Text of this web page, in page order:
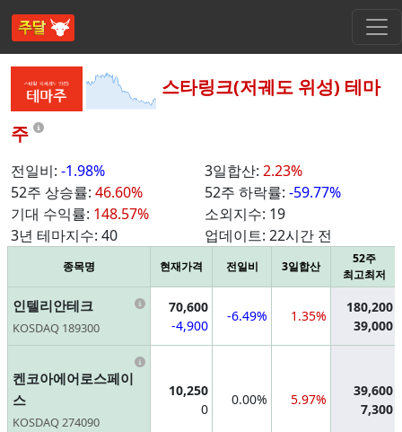
스타링크(저궤도 위성) 테마
주
Information
전일비: -1.98% 3일합산: 2.23%
52주 상승률: 46.60% 52주 하락률: -59.77%
기대 수익률: 148.57% 소외지수: 19
3년 테마지수: 40 업데이트: 22시간 전
종목명 현재가격 전일비 3일합산
52주
최고최저
인텔리안테크
KOSDAQ 189300
Information
70,600
-4,900
-6.49% 1.35%
180,200
39,000
켄코아에어로스페이
스
KOSDAQ 274090
Information
10,250
0
0.00% 5.97%
39,600
7,300